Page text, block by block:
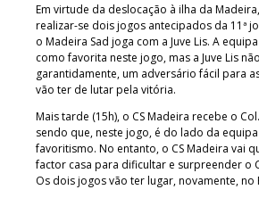
Em virtude da deslocação à ilha da
realizar-se dois jogos antecipados da 11ª
o Madeira Sad joga com a Juve Lis. A
como favorita neste jogo, mas a Juve Lis
garantidamente, um adversário fácil para
vão ter de lutar pela vitória.
Mais tarde (15h), o CS Madeira recebe o
sendo que, neste jogo, é do lado da
favoritismo. No entanto, o CS Madeira vai
factor casa para dificultar e surpreender o
Os dois jogos vão ter lugar, novamente, no